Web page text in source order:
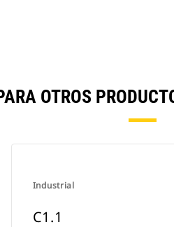
OTROS
Industrial
C1.1